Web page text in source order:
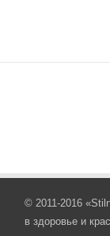
© 2011-2016
в здоровье и